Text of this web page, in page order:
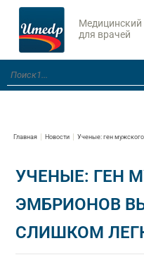
Медицинский
для врачей
Главная Новости Ученые: ген
УЧЕНЫЕ: ГЕН
ЭМБРИОНОВ
СЛИШКОМ